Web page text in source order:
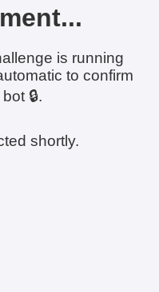
is running
to confirm
🔒.
shortly.